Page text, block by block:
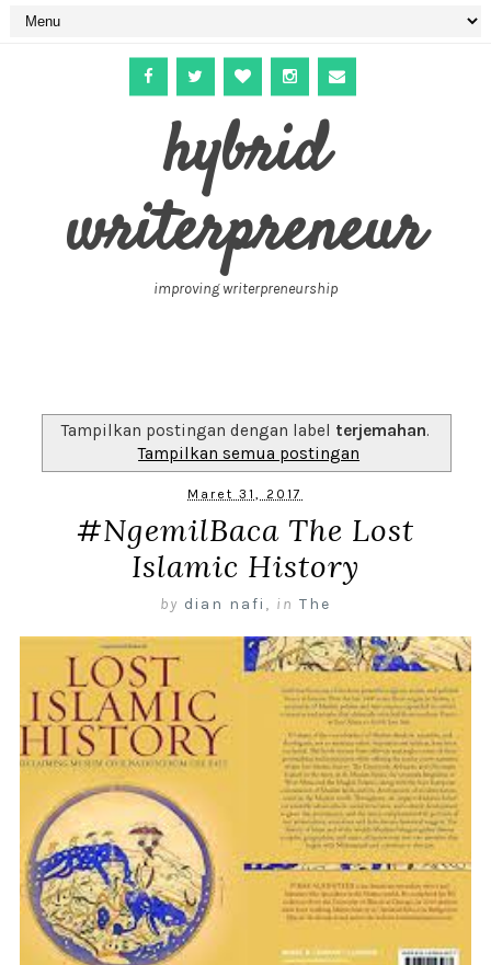
hybrid
writerpreneur
improving writerpreneurship
Tampilkan postingan dengan label terjemahan.
Tampilkan semua postingan
Maret 31, 2017
#NgemilBaca The Lost
Islamic History
by dian nafi , in The